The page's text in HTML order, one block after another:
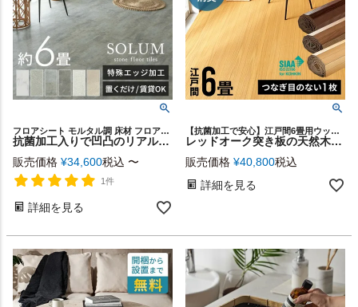
フロアシート モルタル調 床材 フロアマット 賃貸 石目 モノトーン フロアータイル セメント 風 シート タイル DIY リフォーム材 張り替え ペット キズ防止 店舗 カフェ 美容院 天然石風
抗菌加工入りで凹凸のリアルな質感が魅力の置くだけフロアタイル SOLUM 約6畳(54枚) [set54-84]
販売価格 ¥34,600税込 〜
1件
詳細を見る
【抗菌加工で安心】江戸間6畳用ウッドカーペット
レッドオーク突き板の天然木が美しい抗菌ウッドカーペット TU-90 江戸間6畳 約260×350cm [tu-90-e60]
販売価格 ¥40,800税込
詳細を見る